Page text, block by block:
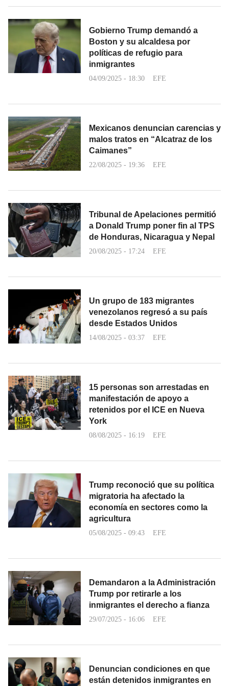
Gobierno Trump demandó a
Boston y su alcaldesa por
políticas de refugio para
inmigrantes
04/09/2025 - 18:30 EFE
Mexicanos denuncian carencias y
malos tratos en “Alcatraz de los
Caimanes”
22/08/2025 - 19:36 EFE
Tribunal de Apelaciones permitió
a Donald Trump poner fin al TPS
de Honduras, Nicaragua y Nepal
20/08/2025 - 17:24 EFE
Un grupo de 183 migrantes
venezolanos regresó a su país
desde Estados Unidos
14/08/2025 - 03:37 EFE
15 personas son arrestadas en
manifestación de apoyo a
retenidos por el ICE en Nueva
York
08/08/2025 - 16:19 EFE
Trump reconoció que su política
migratoria ha afectado la
economía en sectores como la
agricultura
05/08/2025 - 09:43 EFE
Demandaron a la Administración
Trump por retirarle a los
inmigrantes el derecho a fianza
29/07/2025 - 16:06 EFE
Denuncian condiciones en que
están detenidos inmigrantes en